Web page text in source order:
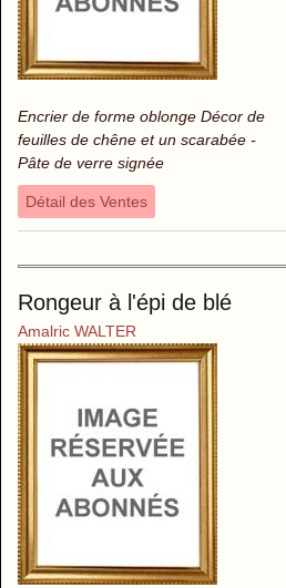
Encrier de forme oblonge Décor de
feuilles de chêne et un scarabée -
Pâte de verre signée
Détail des Ventes
Rongeur à l'épi de blé
Amalric WALTER